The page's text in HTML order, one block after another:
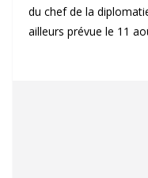
du chef de la
ailleurs prévue le 11